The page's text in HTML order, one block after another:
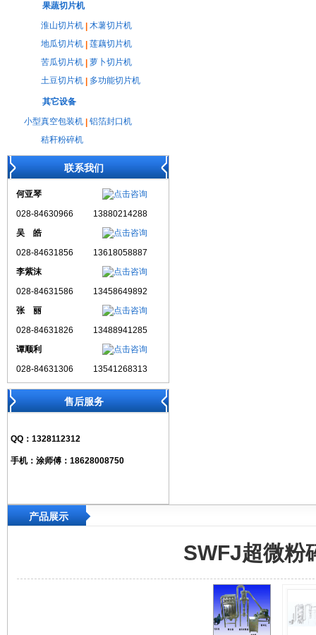
果蔬切片机
淮山切片机
木薯切片机
地瓜切片机
莲藕切片机
苦瓜切片机
萝卜切片机
土豆切片机
多功能切片机
其它设备
小型真空包装机
铝箔封口机
秸秆粉碎机
联系我们
何亚琴
028-84630966
13880214288
吴 皓
028-84631856
13618058887
李紫沫
028-84631586
13458649892
张 丽
028-84631826
13488941285
谭顺利
028-84631306
13541268313
售后服务
QQ： 1328112312
手机： 涂师傅：18628008750
产品展示
SWFJ超微粉